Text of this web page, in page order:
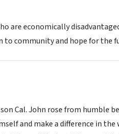
are economically
to community and hope for the
Cal. John rose from humble
and make a difference in the